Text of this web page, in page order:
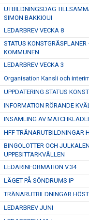
UTBILDNINGSDAG
SIMON BAKKIOUI
LEDARBREV VECKA 8
STATUS KONSTGRÄSPLANER
KOMMUNEN
LEDARBREV VECKA 3
Organisation Kansli och
UPPDATERING STATUS
INFORMATION RÖRANDE
INSAMLING AV
HFF TRÄNARUTBILDNINGAR
BINGOLOTTER OCH
UPPESITTARKVÄLLEN
LEDARINFORMATION V.34
LÄGET PÅ SÖNDRUMS IP
TRÄNARUTBILDNINGAR
LEDARBREV JUNI